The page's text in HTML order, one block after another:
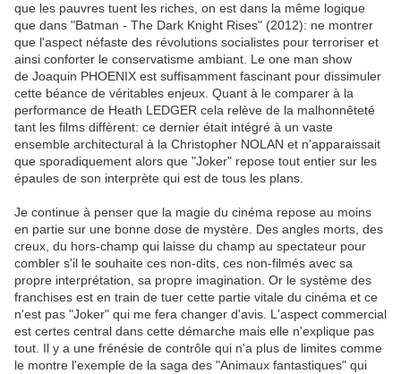
que les pauvres tuent les riches, on est dans la même logique
que dans "Batman - The Dark Knight Rises" (2012): ne montrer
que l'aspect néfaste des révolutions socialistes pour terroriser et
ainsi conforter le conservatisme ambiant. Le one man show
de Joaquin PHOENIX est suffisamment fascinant pour dissimuler
cette béance de véritables enjeux. Quant à le comparer à la
performance de Heath LEDGER cela relève de la malhonnêteté
tant les films diffèrent: ce dernier était intégré à un vaste
ensemble architectural à la Christopher NOLAN et n'apparaissait
que sporadiquement alors que "Joker" repose tout entier sur les
épaules de son interprète qui est de tous les plans.
Je continue à penser que la magie du cinéma repose au moins
en partie sur une bonne dose de mystère. Des angles morts, des
creux, du hors-champ qui laisse du champ au spectateur pour
combler s'il le souhaite ces non-dits, ces non-filmés avec sa
propre interprétation, sa propre imagination. Or le système des
franchises est en train de tuer cette partie vitale du cinéma et ce
n'est pas "Joker" qui me fera changer d'avis. L'aspect commercial
est certes central dans cette démarche mais elle n'explique pas
tout. Il y a une frénésie de contrôle qui n'a plus de limites comme
le montre l'exemple de la saga des "Animaux fantastiques" qui